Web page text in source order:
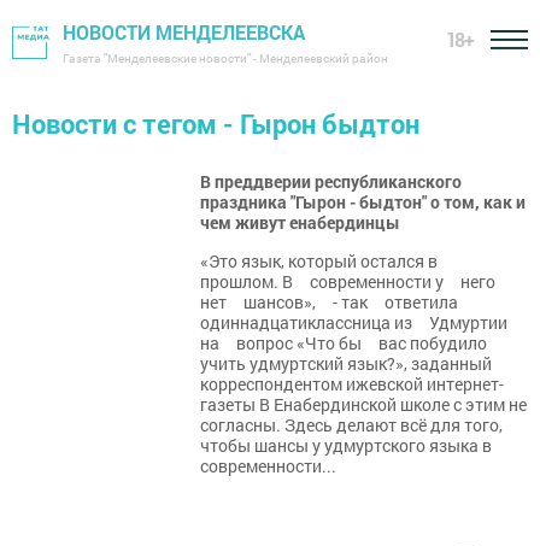
НОВОСТИ МЕНДЕЛЕЕВСКА
Газета "Менделеевские новости" - Менделеевский район
18+
Новости с тегом - Гырон быдтон
В преддверии республиканского
праздника "Гырон - быдтон" о том, как и
чем живут енабердинцы
«Это язык, который остался в
прошлом. В современности у него
нет шансов», - так ответила
одиннадцатиклассница из Удмуртии
на вопрос «Что бы вас побудило
учить удмуртский язык?», заданный
корреспондентом ижевской интернет-
газеты В Енабердинской школе с этим не
согласны. Здесь делают всё для того,
чтобы шансы у удмуртского языка в
современности...